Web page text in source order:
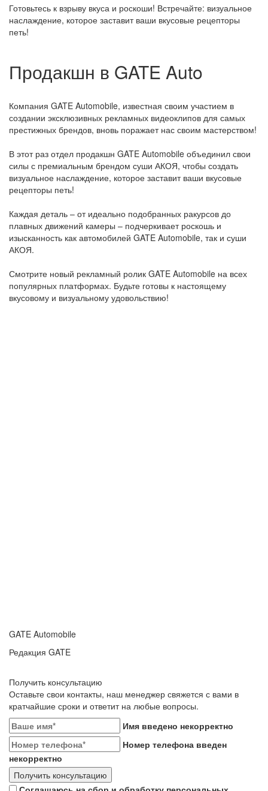
Готовьтесь к взрыву вкуса и роскоши! Встречайте: визуальное
наслаждение, которое заставит ваши вкусовые рецепторы
петь!
Продакшн в GATE Auto
Компания GATE Automobile, известная своим участием в
создании эксклюзивных рекламных видеоклипов для самых
престижных брендов, вновь поражает нас своим мастерством!
В этот раз отдел продакшн GATE Automobile объединил свои
силы с премиальным брендом суши АКОЯ, чтобы создать
визуальное наслаждение, которое заставит ваши вкусовые
рецепторы петь!
Каждая деталь – от идеально подобранных ракурсов до
плавных движений камеры – подчеркивает роскошь и
изысканность как автомобилей GATE Automobile, так и суши
АКОЯ.
Смотрите новый рекламный ролик GATE Automobile на всех
популярных платформах. Будьте готовы к настоящему
вкусовому и визуальному удовольствию!
GATE Automobile
Редакция GATE
Получить консультацию
Оставьте свои контакты, наш менеджер свяжется с вами в
кратчайшие сроки и ответит на любые вопросы.
Имя введено некорректно
Номер телефона введен
некорректно
Получить консультацию